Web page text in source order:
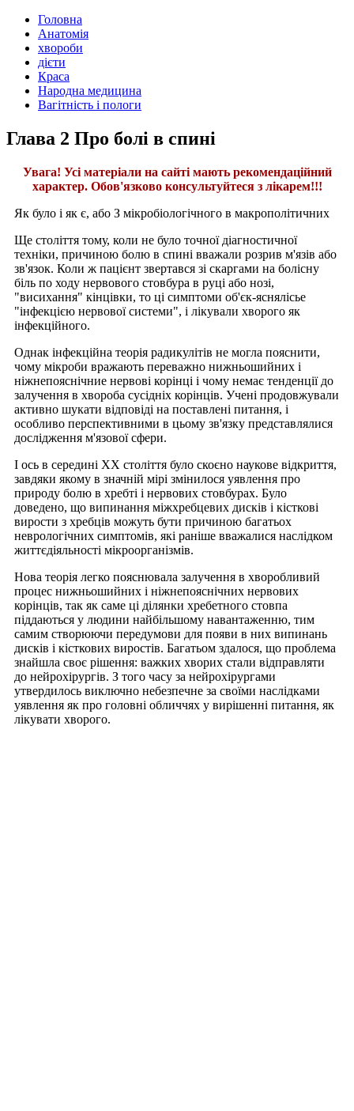
Головна
Анатомія
хвороби
дієти
Краса
Народна медицина
Вагітність і пологи
Глава 2 Про болі в спині
Увага! Усі матеріали на сайті мають рекомендаційний
характер. Обов'язково консультуйтеся з лікарем!!!
Як було і як є, або З мікробіологічного в макрополітичних
Ще століття тому, коли не було точної діагностичної
техніки, причиною болю в спині вважали розрив м'язів або
зв'язок. Коли ж пацієнт звертався зі скаргами на болісну
біль по ходу нервового стовбура в руці або нозі,
"висихання" кінцівки, то ці симптоми об'єк-яснялісье
"інфекцією нервової системи", і лікували хворого як
інфекційного.
Однак інфекційна теорія радикулітів не могла пояснити,
чому мікроби вражають переважно нижньошийних і
ніжнепояснічние нервові корінці і чому немає тенденції до
залучення в хвороба сусідніх корінців. Учені продовжували
активно шукати відповіді на поставлені питання, і
особливо перспективними в цьому зв'язку представлялися
дослідження м'язової сфери.
І ось в середині XX століття було скоєно наукове відкриття,
завдяки якому в значній мірі змінилося уявлення про
природу болю в хребті і нервових стовбурах. Було
доведено, що випинання міжхребцевих дисків і кісткові
вирости з хребців можуть бути причиною багатьох
неврологічних симптомів, які раніше вважалися наслідком
життєдіяльності мікроорганізмів.
Нова теорія легко пояснювала залучення в хворобливий
процес нижньошийних і ніжнепояснічних нервових
корінців, так як саме ці ділянки хребетного стовпа
піддаються у людини найбільшому навантаженню, тим
самим створюючи передумови для появи в них випинань
дисків і кісткових виростів. Багатьом здалося, що проблема
знайшла своє рішення: важких хворих стали відправляти
до нейрохірургів. З того часу за нейрохірургами
утвердилось виключно небезпечне за своїми наслідками
уявлення як про головні обличчях у вирішенні питання, як
лікувати хворого.